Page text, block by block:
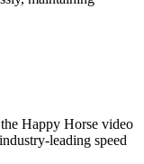
Happy Horse video
leading speed